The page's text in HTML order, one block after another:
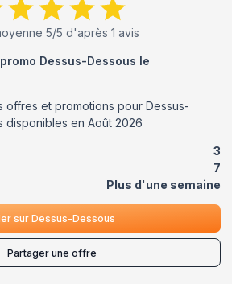
5/5 d'après 1 avis
Dessus-Dessous le
offres et promotions pour Dessus-
disponibles en Août 2026
3
7
Plus d'une semaine
sur Dessus-Dessous
Partager une offre